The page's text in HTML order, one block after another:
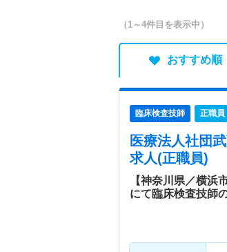
（1～4件目を表示中）
おすすめ順
臨床検査技師 正職員
医療法人社団
求人(正職員)
【神奈川県／横
にて臨床検査技師